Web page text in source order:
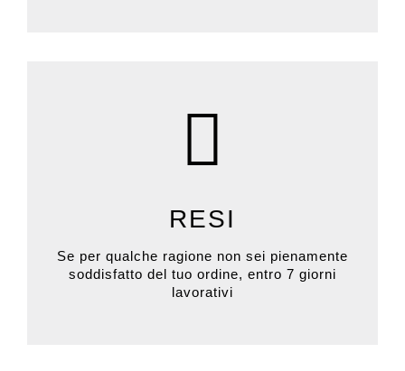
RESI
Se per qualche ragione non sei pienamente
soddisfatto del tuo ordine, entro 7 giorni
lavorativi